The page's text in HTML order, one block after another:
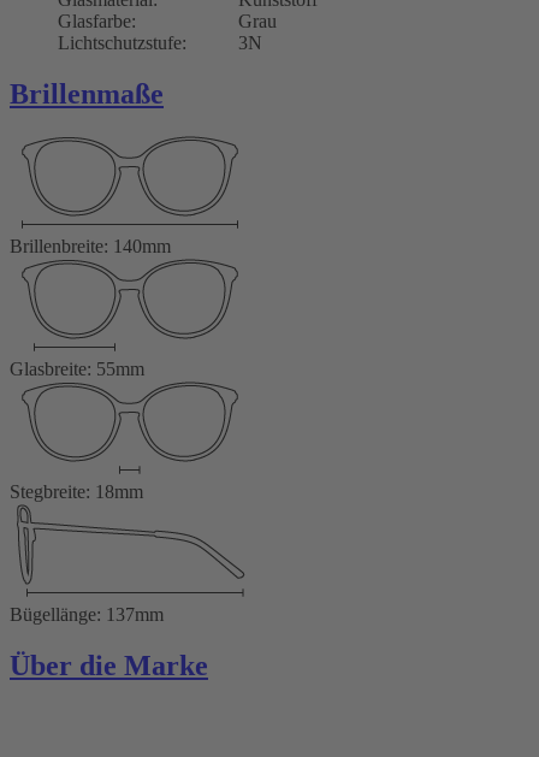
Glasfarbe:
Grau
Lichtschutzstufe:
3N
Brillenmaße
Brillenbreite: 140mm
Glasbreite: 55mm
Stegbreite: 18mm
Bügellänge: 137mm
Über die Marke